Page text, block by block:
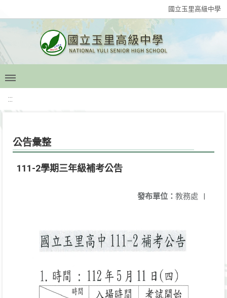
國立玉里高級中學
:::
公告彙整
111-2學期三年級補考公告
發布單位： 教務處 |